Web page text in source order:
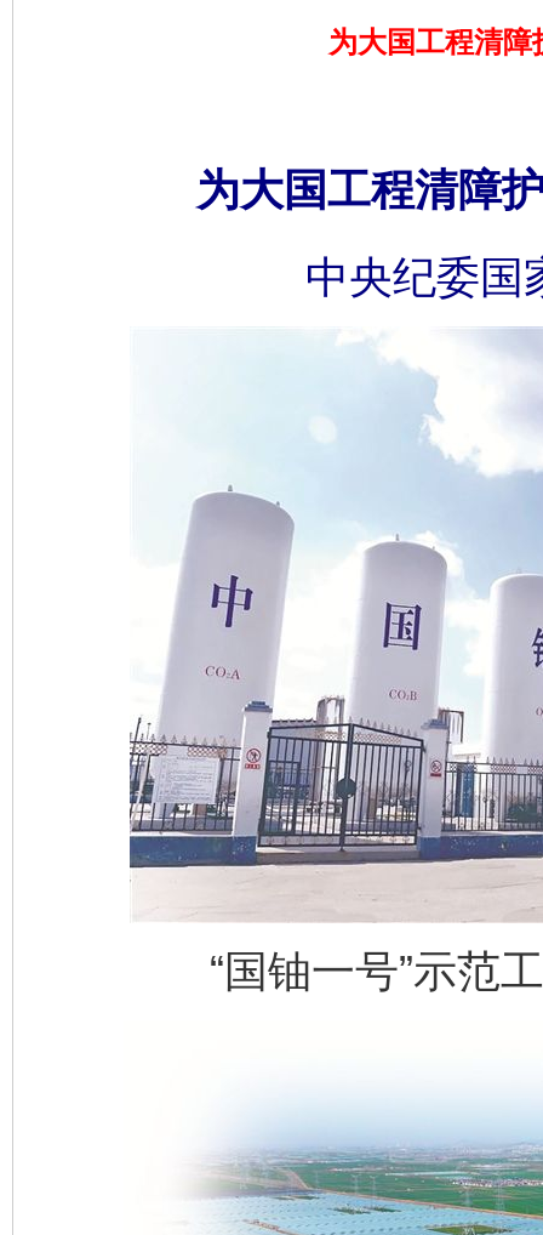
为大国工程清
为大国工程清障
中央纪委国
“国铀一号”示范